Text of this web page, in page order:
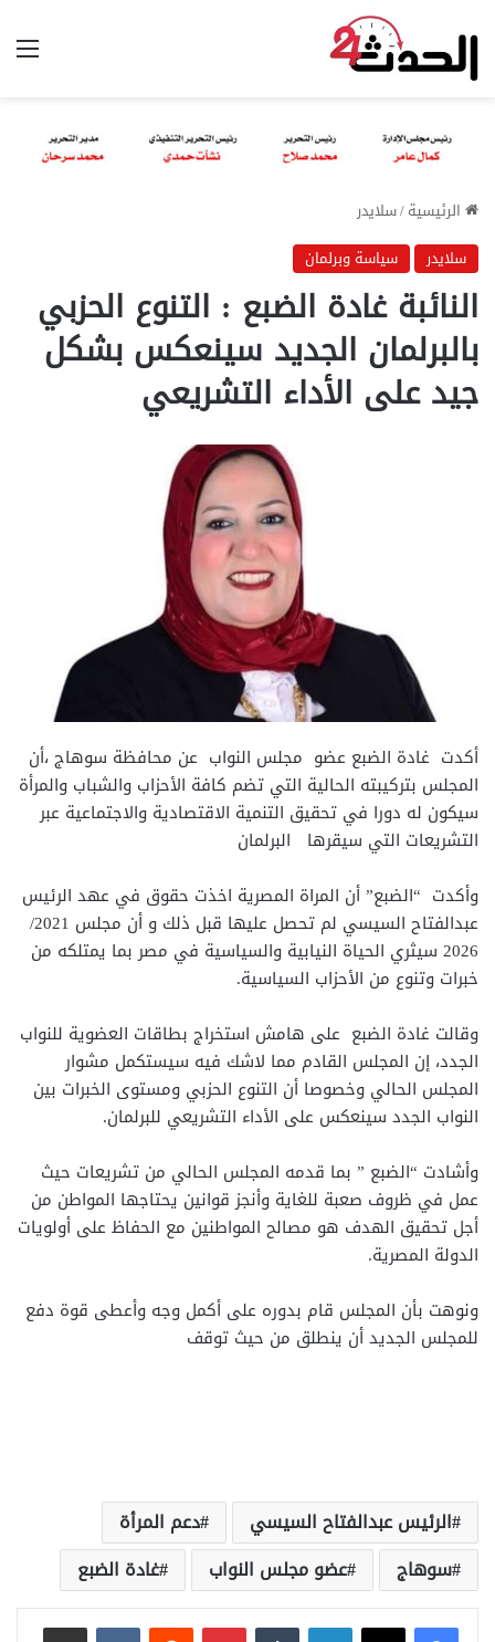
الرئيسية/سلايدر
سلايدر
سياسة وبرلمان
النائبة غادة الضبع : التنوع الحزبي
بالبرلمان الجديد سينعكس بشكل
جيد على الأداء التشريعي
أكدت غادة الضبع عضو مجلس النواب عن محافظة سوهاج ،أن
المجلس بتركيبته الحالية التي تضم كافة الأحزاب والشباب والمرأة
سيكون له دورا في تحقيق التنمية الاقتصادية والاجتماعية عبر
التشريعات التي سيقرها البرلمان
وأكدت “الضبع” أن المراة المصرية اخذت حقوق في عهد الرئيس
عبدالفتاح السيسي لم تحصل عليها قبل ذلك و أن مجلس 2021/
2026 سيثري الحياة النيابية والسياسية في مصر بما يمتلكه من
خبرات وتنوع من الأحزاب السياسية.
وقالت غادة الضبع على هامش استخراج بطاقات العضوية للنواب
الجدد، إن المجلس القادم مما لاشك فيه سيستكمل مشوار
المجلس الحالي وخصوصا أن التنوع الحزبي ومستوى الخبرات بين
النواب الجدد سينعكس على الأداء التشريعي للبرلمان.
وأشادت “الضبع ” بما قدمه المجلس الحالي من تشريعات حيث
عمل في ظروف صعبة للغاية وأنجز قوانين يحتاجها المواطن من
أجل تحقيق الهدف هو مصالح المواطنين مع الحفاظ على أولويات
الدولة المصرية.
ونوهت بأن المجلس قام بدوره على أكمل وجه وأعطى قوة دفع
للمجلس الجديد أن ينطلق من حيث توقف
الرئيس عبدالفتاح السيسي
دعم المرأة
سوهاج
عضو مجلس النواب غادة الضبع
لينكدإن بينتيريست
مشاركة عبر البريد